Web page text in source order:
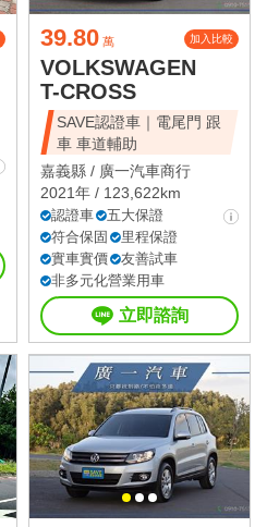
39.80 萬 加入比較
VOLKSWAGEN
T-CROSS
SAVE認證車｜電尾門 跟
車 車道輔助
嘉義縣 / 廣一汽車商行
2021年 / 123,622km
認證車
五大保證
符合保固
里程保證
實車實價
友善試車
非多元化營業用車
立即諮詢